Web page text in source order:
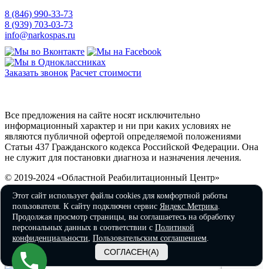
8 (846) 990-33-73
8 (939) 703-03-73
info@narkospas.ru
Заказать звонок Расчет стоимости
Все предложения на сайте носят исключительно
информационный характер и ни при каких условиях не
являются публичной офертой определяемой положениями
Статьи 437 Гражданского кодекса Российской Федерации. Она
не служит для постановки диагноза и назначения лечения.
© 2019-2024 «Областной Реабилитационный Центр»
Политика конфиденциальности и правила обработки
персональных данных
Медицинские услуги оказывает ООО «Мир» г. Самара, ул.
Аэродромная 99а, Лицензия № ЛО-63-01-004656 от
04.06.2018.
Этот сайт использует файлы cookies для комфортной работы
пользователя. К сайту подключен сервис Яндекс.Метрика.
Продолжая просмотр страницы, вы соглашаетесь на обработку
персональных данных в соответствии с Политикой
конфиденциальности, Пользовательским соглашением.
СОГЛАСЕН(А)